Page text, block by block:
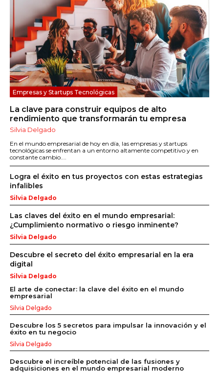
Empresas y Startups Tecnológicas
La clave para construir equipos de alto
rendimiento que transformarán tu empresa
Silvia Delgado
En el mundo empresarial de hoy en día, las empresas y startups
tecnológicas se enfrentan a un entorno altamente competitivo y en
constante cambio....
Logra el éxito en tus proyectos con estas estrategias
infalibles
Silvia Delgado
Las claves del éxito en el mundo empresarial:
¿Cumplimiento normativo o riesgo inminente?
Silvia Delgado
Descubre el secreto del éxito empresarial en la era
digital
Silvia Delgado
El arte de conectar: la clave del éxito en el mundo
empresarial
Silvia Delgado
Descubre los 5 secretos para impulsar la innovación y el
éxito en tu negocio
Silvia Delgado
Descubre el increíble potencial de las fusiones y
adquisiciones en el mundo empresarial moderno